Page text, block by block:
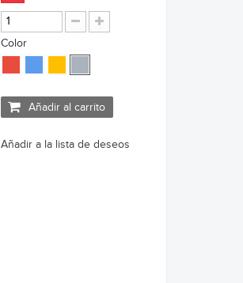
Color
Añadir al carrito
Añadir a la lista de deseos